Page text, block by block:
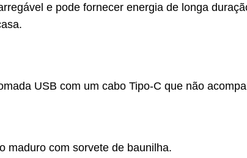
e pode fornecer energia de longa
USB com um cabo Tipo-C que não
maduro com sorvete de baunilha.